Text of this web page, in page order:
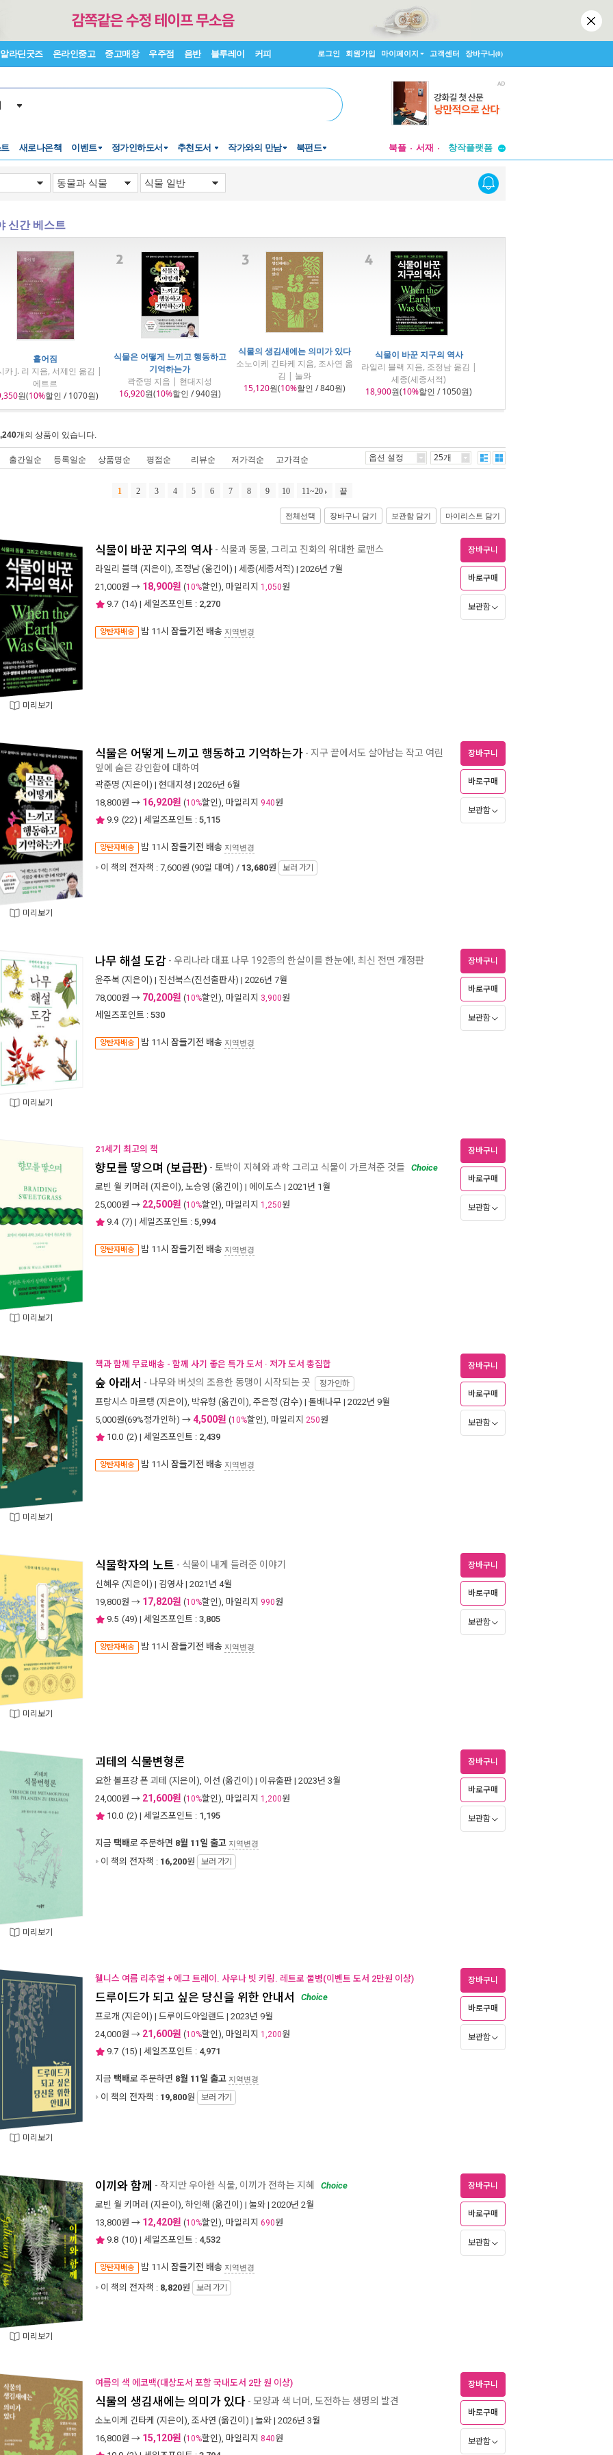
알라딘굿즈 온라인중고 중고매장 우주점 음반 블루레이 커피 로그인 회원가입 마이페이지 고객센터 장바구니(0)
새로나온책 이벤트 정가인하도서 추천도서 작가와의 만남 북펀드 북플 서재
창작플랫폼
신간 베스트
흩어짐
카 J. 리 지음, 서제인 옮김 |
에트르
원(10%할인 / 1070원)
식물은 어떻게 느끼고 행동하고
기억하는가
곽준명 지음 | 현대지성
16,920원(10%할인 / 940원)
식물의 생김새에는 의미가 있다
소노이케 긴타케 지음, 조사연 옮
김 | 눌와
15,120원(10%할인 / 840원)
식물이 바꾼 지구의 역사
라일리 블랙 지음, 조정남 옮김 |
세종(세종서적)
18,900원(10%할인 / 1050원)
개의 상품이 있습니다.
출간일순 등록일순 상품명순 평점순 리뷰순 저가격순 고가격순 옵션 설정 25개
1 2 3 4 5 6 7 8 9 10 11~20 끝
전체선택 장바구니 담기 보관함 담기 마이리스트 담기
미리보기
식물이 바꾼 지구의 역사 - 식물과 동물, 그리고 진화의 위대한 로맨스
라일리 블랙 (지은이), 조정남 (옮긴이) | 세종(세종서적) | 2026년 7월
21,000원 → 18,900원 (10%할인), 마일리지 1,050원
9.7 (14) | 세일즈포인트 : 2,270
양탄자배송 밤 11시 잠들기전 배송 지역변경
장바구니
바로구매
보관함
미리보기
식물은 어떻게 느끼고 행동하고 기억하는가 - 지구 끝에서도 살아남는 작고 여린
잎에 숨은 강인함에 대하여
곽준명 (지은이) | 현대지성 | 2026년 6월
18,800원 → 16,920원 (10%할인), 마일리지 940원
9.9 (22) | 세일즈포인트 : 5,115
양탄자배송 밤 11시 잠들기전 배송 지역변경
이 책의 전자책 : 7,600원 (90일 대여) / 13,680원 보러 가기
장바구니
바로구매
보관함
미리보기
나무 해설 도감 - 우리나라 대표 나무 192종의 한살이를 한눈에!, 최신 전면 개정판
윤주복 (지은이) | 진선북스(진선출판사) | 2026년 7월
78,000원 → 70,200원 (10%할인), 마일리지 3,900원
세일즈포인트 : 530
양탄자배송 밤 11시 잠들기전 배송 지역변경
장바구니
바로구매
보관함
미리보기
21세기 최고의 책
향모를 땋으며 (보급판) - 토박이 지혜와 과학 그리고 식물이 가르쳐준 것들
Choice
로빈 월 키머러 (지은이), 노승영 (옮긴이) | 에이도스 | 2021년 1월
25,000원 → 22,500원 (10%할인), 마일리지 1,250원
9.4 (7) | 세일즈포인트 : 5,994
양탄자배송 밤 11시 잠들기전 배송 지역변경
장바구니
바로구매
보관함
미리보기
책과 함께 무료배송 - 함께 사기 좋은 특가 도서 · 저가 도서 총집합
숲 아래서 - 나무와 버섯의 조용한 동맹이 시작되는 곳 정가인하
프랑시스 마르탱 (지은이), 박유형 (옮긴이), 주은정 (감수) | 돌배나무 | 2022년 9월
5,000원(69%정가인하) → 4,500원 (10%할인), 마일리지 250원
10.0 (2) | 세일즈포인트 : 2,439
양탄자배송 밤 11시 잠들기전 배송 지역변경
장바구니
바로구매
보관함
미리보기
식물학자의 노트 - 식물이 내게 들려준 이야기
신혜우 (지은이) | 김영사 | 2021년 4월
19,800원 → 17,820원 (10%할인), 마일리지 990원
9.5 (49) | 세일즈포인트 : 3,805
양탄자배송 밤 11시 잠들기전 배송 지역변경
장바구니
바로구매
보관함
미리보기
괴테의 식물변형론
요한 볼프강 폰 괴테 (지은이), 이선 (옮긴이) | 이유출판 | 2023년 3월
24,000원 → 21,600원 (10%할인), 마일리지 1,200원
10.0 (2) | 세일즈포인트 : 1,195
지금 택배로 주문하면 8월 11일 출고 지역변경
이 책의 전자책 : 16,200원 보러 가기
장바구니
바로구매
보관함
미리보기
웰니스 여름 리추얼 + 에그 트레이. 사우나 빗 키링. 레트로 물병(이벤트 도서 2만원 이상)
드루이드가 되고 싶은 당신을 위한 안내서
Choice
프로개 (지은이) | 드루이드아일랜드 | 2023년 9월
24,000원 → 21,600원 (10%할인), 마일리지 1,200원
9.7 (15) | 세일즈포인트 : 4,971
지금 택배로 주문하면 8월 11일 출고 지역변경
이 책의 전자책 : 19,800원 보러 가기
장바구니
바로구매
보관함
미리보기
이끼와 함께 - 작지만 우아한 식물, 이끼가 전하는 지혜
Choice
로빈 월 키머러 (지은이), 하인해 (옮긴이) | 눌와 | 2020년 2월
13,800원 → 12,420원 (10%할인), 마일리지 690원
9.8 (10) | 세일즈포인트 : 4,532
양탄자배송 밤 11시 잠들기전 배송 지역변경
이 책의 전자책 : 8,820원 보러 가기
장바구니
바로구매
보관함
여름의 색 에코백(대상도서 포함 국내도서 2만 원 이상)
식물의 생김새에는 의미가 있다 - 모양과 색 너머, 도전하는 생명의 발견
소노이케 긴타케 (지은이), 조사연 (옮긴이) | 눌와 | 2026년 3월
16,800원 → 15,120원 (10%할인), 마일리지 840원
장바구니
바로구매
보관함